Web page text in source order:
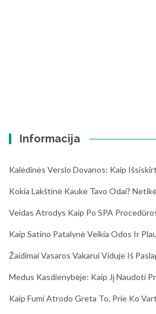
Informacija
Kalėdinės Verslo Dovanos: Kaip
Kokia Lakštinė Kaukė Tavo Odai?
Veidas Atrodys Kaip Po SPA
Kaip Satino Patalynė Veikia Odos Ir
Žaidimai Vasaros Vakarui Viduje Iš
Medus Kasdienybėje: Kaip Jį Naudoti
Kaip Fumi Atrodo Greta To, Prie Ko